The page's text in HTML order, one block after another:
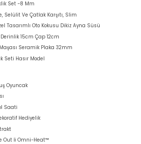
Set -8 Mm
Selülit Ve Çatlak Karşıtı, Slim
Tasarımlı Oto Kokusu Dikiz Ayna Süsü
Derinlik 15cm Çap 12cm
Seramik Plaka 32mm
Seti Hasır Model
Oyuncak
Saati
Hediyelik
Out İi Omni-Heat™